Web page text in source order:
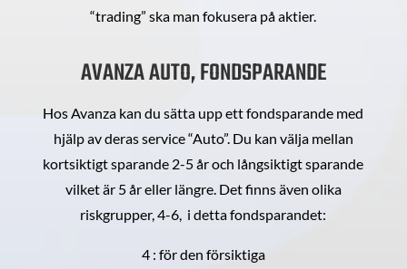
“trading” ska man fokusera på aktier.
AVANZA AUTO, FONDSPARANDE
Hos Avanza kan du sätta upp ett fondsparande med
hjälp av deras service “Auto”. Du kan välja mellan
kortsiktigt sparande 2-5 år och långsiktigt sparande
vilket är 5 år eller längre. Det finns även olika
riskgrupper, 4-6, i detta fondsparandet:
4 : för den försiktiga